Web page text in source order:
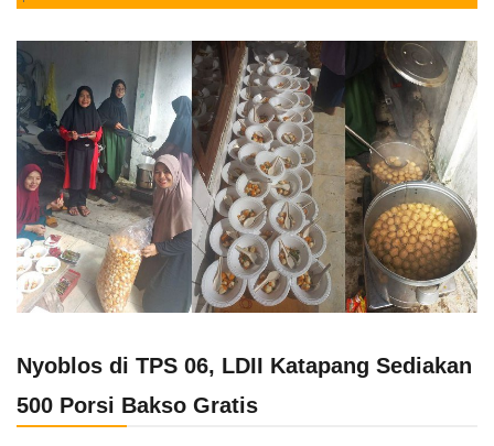
Nyoblos di TPS 06, LDII Katapang Sediakan
500 Porsi Bakso Gratis